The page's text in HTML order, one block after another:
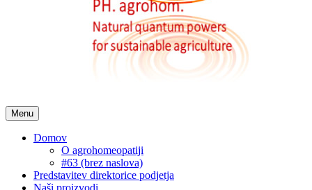
Menu
Domov
O agrohomeopatiji
#63 (brez naslova)
Predstavitev direktorice podjetja
Naši proizvodi